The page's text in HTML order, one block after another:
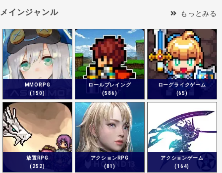
メインジャンル もっとみる
MMORPG
(150)
ロールプレイング
(586)
ローグライクゲーム
(65)
放置RPG
(252)
アクションRPG
(81)
アクションゲーム
(164)